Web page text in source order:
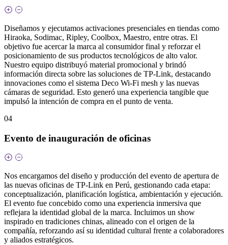
Diseñamos y ejecutamos activaciones presenciales en tiendas como
Hiraoka, Sodimac, Ripley, Coolbox, Maestro, entre otras. El
objetivo fue acercar la marca al consumidor final y reforzar el
posicionamiento de sus productos tecnológicos de alto valor.
Nuestro equipo distribuyó material promocional y brindó
información directa sobre las soluciones de TP-Link, destacando
innovaciones como el sistema Deco Wi‑Fi mesh y las nuevas
cámaras de seguridad. Esto generó una experiencia tangible que
impulsó la intención de compra en el punto de venta.
04
Evento de inauguración de oficinas
Nos encargamos del diseño y producción del evento de apertura de
las nuevas oficinas de TP‑Link en Perú, gestionando cada etapa:
conceptualización, planificación logística, ambientación y ejecución.
El evento fue concebido como una experiencia inmersiva que
reflejara la identidad global de la marca. Incluimos un show
inspirado en tradiciones chinas, alineado con el origen de la
compañía, reforzando así su identidad cultural frente a colaboradores
y aliados estratégicos.